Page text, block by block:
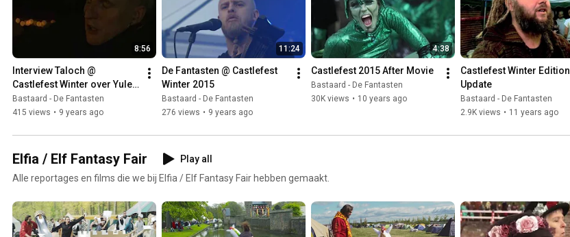
8:56
Interview Taloch @
Castlefest Winter over Yule
en Nuada
Bastaard - De Fantasten
415 views • 9 years ago
11:24
De Fantasten @ Castlefest
Winter 2015
Bastaard - De Fantasten
276 views • 9 years ago
4:38
Castlefest 2015 After Movie
Bastaard - De Fantasten
30K views • 10 years ago
Castlefest Winter Edition
Update
Bastaard - De Fantasten
2.9K views • 11 years ago
Elfia / Elf Fantasy Fair
Play all
Alle reportages en films die we bij Elfia / Elf Fantasy Fair hebben gemaakt.